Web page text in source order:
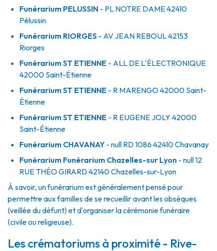
Funérarium PELUSSIN - PL NOTRE DAME42410
Pélussin
Funérarium RIORGES - AV JEAN REBOUL42153
Riorges
FunérariumST ETIENNE - ALL DE L'ÉLECTRONIQUE
42000 Saint-Étienne
FunérariumST ETIENNE - R MARENGO42000 Saint-
Étienne
FunérariumST ETIENNE - R EUGENE JOLY 42000
Saint-Étienne
Funérarium CHAVANAY - null RD 1086 42410Chavanay
Funérarium Funérarium Chazelles-sur Lyon - null12
RUE THÉO GIRARD42140Chazelles-sur-Lyon
À savoir, un funérarium est généralement pensé pour
permettre aux familles de se recueillir avant les obsèques
(veillée du défunt) et d'organiser la cérémonie funéraire
(civile ou religieuse).
Les crématoriums à proximité - Rive-